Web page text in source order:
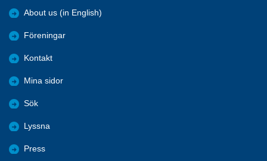
About us (in English)
Föreningar
Kontakt
Mina sidor
Sök
Lyssna
Press